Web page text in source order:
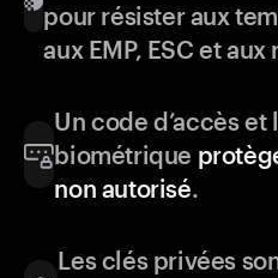
pour résister aux
aux EMP, ESC et aux
Un code d’accès et
biométrique
non autorisé.
Les clés privées